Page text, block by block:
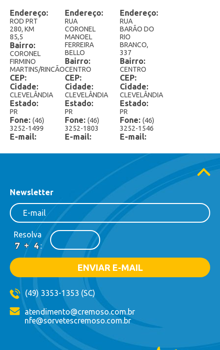
Potes 1,5 Litro
Potes 2 Litros
Potes 3 Litros
Sorvete Mexicano
Sorvete Grego
Endereço:
ROD PRT
280, KM
85,5
Bairro:
CORONEL
FIRMINO
MARTINS/RINCÃO
CEP:
Cidade:
CLEVELÂNDIA
Estado:
PR
Fone: (46)
3252-1499
E-mail:
Endereço:
RUA
CORONEL
MANOEL
FERREIRA
BELLO
Bairro:
CENTRO
CEP:
Cidade:
CLEVELÂNDIA
Estado:
PR
Fone: (46)
3252-1803
E-mail:
Endereço:
RUA
BARÃO DO
RIO
BRANCO,
337
Bairro:
CENTRO
CEP:
Cidade:
CLEVELÂNDIA
Estado:
PR
Fone: (46)
3252-1546
E-mail:
Newsletter
Resolva
:
(49) 3353-1353 (SC)
atendimento@cremoso.com.br
nfe@sorvetescremoso.com.br